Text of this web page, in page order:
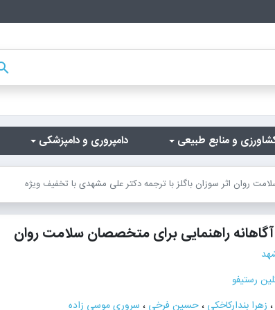
و منابع طبیعی دامپروری و دامپزشکی
روان اثر سوزان باگلز با ترجمه دکتر علی مشهدی با تخفیف ویژه
راهنمایی برای متخصصان سلامت روان
رستیفو
، زهرا بندارکاخکی ،حسین فرخی ، سروری موسی زاده